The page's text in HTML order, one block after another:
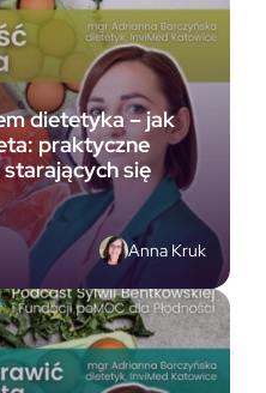
dietetyka – jak
praktyczne
się
Anna Kruk